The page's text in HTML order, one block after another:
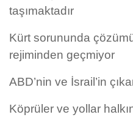
taşımaktadır
Kürt sorununda
rejiminden geçmiyor
ABD’nin ve İsrail’in
Köprüler ve yollar